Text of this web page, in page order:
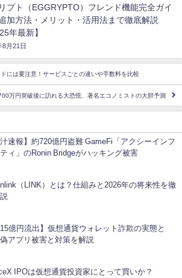
プト（EGGRYPTO）フレンド機能完全ガイ
加方法・メリット・活用法まで徹底解説
年最新】
8月21日
には要注意！サービスごとの違いや手数料を比較
万円突破後に訪れる大恐慌、著名エコノミストの大胆予測
汁速報】約720億円盗難 GameFi「アクシーインフ
ティ」のRonin Bridgeがハッキング被害
（LINK）とは？仕組みと2026年の将来性を徹
15億円流出】仮想通貨ウォレット詐欺の実態と
アプリ被害と対策を解説
IPOは仮想通貨投資家にとって買いか？